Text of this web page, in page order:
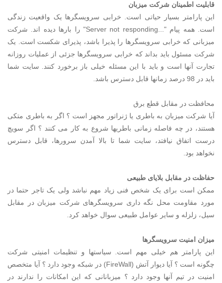
قابلیت اطمینان شرکت میزبان
این پارامتر بسیار حیاتی است. خرابی سرویسگرها یک واقعیت زندگی
است. همه پیام "...Server not responding" را بارها دیده اند. شرکت
میزبانی که خرابی سرویسگرها را پذیرا باشد، پذیرای شکست است. یک
شرکت مسئول باید بداند که خرابی سرویسگرها جزئی از عملیات روزانه
تجارت آنها است و باید با این مسئله خیلی باز برخورد کنند. سایت شما
باید در 98 درصد زمانها قابل دسترس باشد.
محافظت در مقابل قطع برق
آیا شرکت میزبان به باطری یا ژنراتور مجهز است ؟ اگر به باطری متکی
هستند، در چه فاصله زمانی باطریها شروع به کار می کنند ؟ اگر سویچ
درست اتفاق نیافتد، سایت شما تا بالا آمدن سرورها، قابل دسترس
نخواهد بود.
حفاظت در مقابل بلایای طبیعی
ممکن است برای یک شخص فنی زیاد مهم نباشد ولی یک تاجر حتما در
مورد مقاومت محل نگه داری سرویسگرهای شرکت میزبان در مقابل
سیل، زلزله و سایر عوامل طبیعی سوال خواهد کرد.
میزان امنیت سرویسگرها
این پارامتر هم خیلی مهم است. سیاستها و تنظیمات امنیتی شرکت
چگونه است ؟ آیا دیوار آتش (FireWall) در شبکه وجود دارد ؟ آیا متخصص
امنیت در تیم آنها وجود دارد ؟ میزبانانی که این امکانات را ندارند در